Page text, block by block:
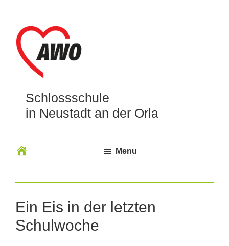
Schlossschule
in Neustadt an der Orla
Menu
Ein Eis in der letzten
Schulwoche